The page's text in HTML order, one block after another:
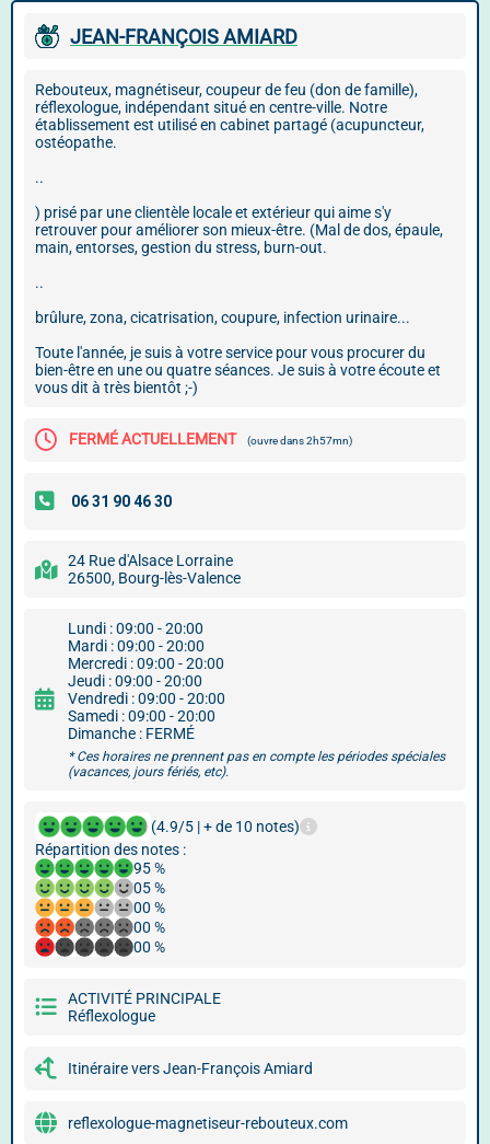
JEAN-FRANÇOIS AMIARD
Rebouteux, magnétiseur, coupeur de feu (don de famille),
réflexologue, indépendant situé en centre-ville. Notre
établissement est utilisé en cabinet partagé (acupuncteur,
ostéopathe.
..
) prisé par une clientèle locale et extérieur qui aime s'y
retrouver pour améliorer son mieux-être. (Mal de dos, épaule,
main, entorses, gestion du stress, burn-out.
..
brûlure, zona, cicatrisation, coupure, infection urinaire...
Toute l'année, je suis à votre service pour vous procurer du
bien-être en une ou quatre séances. Je suis à votre écoute et
vous dit à très bientôt ;-)
FERMÉ ACTUELLEMENT (ouvre dans 2h57mn)
24 Rue d'Alsace Lorraine
26500, Bourg-lès-Valence
Lundi : 09:00 - 20:00
Mardi : 09:00 - 20:00
Mercredi : 09:00 - 20:00
Jeudi : 09:00 - 20:00
Vendredi : 09:00 - 20:00
Samedi : 09:00 - 20:00
Dimanche : FERMÉ
* Ces horaires ne prennent pas en compte les périodes spéciales
(vacances, jours fériés, etc).
(4.9/5 | + de 10 notes)
Répartition des notes :
95 %
05 %
00 %
00 %
00 %
ACTIVITÉ PRINCIPALE
Réflexologue
Itinéraire vers Jean-François Amiard
reflexologue-magnetiseur-rebouteux.com